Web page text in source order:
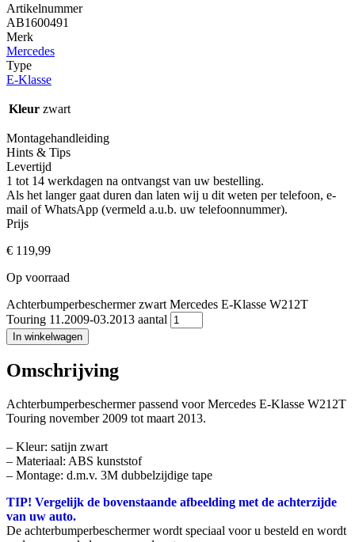
Artikelnummer
AB1600491
Merk
Mercedes
Type
E-Klasse
Kleur zwart
Montagehandleiding
Hints & Tips
Levertijd
1 tot 14 werkdagen na ontvangst van uw bestelling.
Als het langer gaat duren dan laten wij u dit weten per telefoon, e-
mail of WhatsApp (vermeld a.u.b. uw telefoonnummer).
Prijs
€ 119,99
Op voorraad
Achterbumperbeschermer zwart Mercedes E-Klasse W212T
Touring 11.2009-03.2013 aantal
In winkelwagen
Omschrijving
Achterbumperbeschermer passend voor Mercedes E-Klasse W212T
Touring november 2009 tot maart 2013.
– Kleur: satijn zwart
– Materiaal: ABS kunststof
– Montage: d.m.v. 3M dubbelzijdige tape
TIP! Vergelijk de bovenstaande afbeelding met de achterzijde
van uw auto.
De achterbumperbeschermer wordt speciaal voor u besteld en wordt